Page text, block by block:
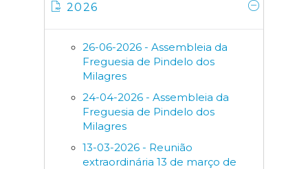
2026
26-06-2026 - Assembleia da
Freguesia de Pindelo dos
Milagres
24-04-2026 - Assembleia da
Freguesia de Pindelo dos
Milagres
13-03-2026 - Reunião
extraordinária 13 de março de